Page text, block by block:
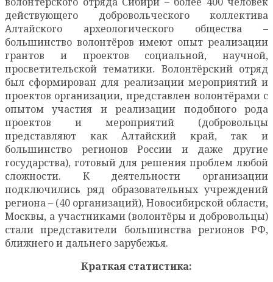
действующего добровольческого коллектива
Алтайского археологического общества –
большинство волонтёров имеют опыт реализации
грантов и проектов социальной, научной,
просветительской тематики. Волонтёрский отряд
был сформирован для реализации мероприятий и
проектов организации, представлен волонтёрами с
опытом участия и реализации подобного рода
проектов и мероприятий (добровольцы
представляют как Алтайский край, так и
большинство регионов России и даже другие
государства), готовый для решения проблем любой
сложности. К деятельности организации
подключились ряд образовательных учреждений
региона – (40 организаций), Новосибирской области,
Москвы, а участниками (волонтёры и добровольцы)
стали представители большинства регионов РФ,
ближнего и дальнего зарубежья.
Краткая статистика: